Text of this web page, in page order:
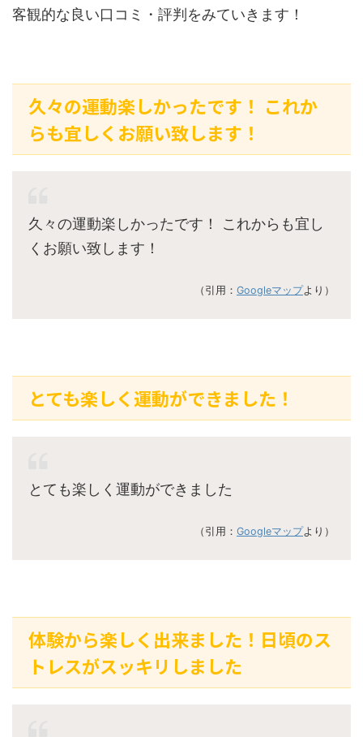
客観的な良い口コミ・評判をみていきます！
久々の運動楽しかったです！ これか
らも宜しくお願い致します！
久々の運動楽しかったです！ これからも宜し
くお願い致します！
（引用： Googleマップより）
とても楽しく運動ができました！
とても楽しく運動ができました
（引用： Googleマップより）
体験から楽しく出来ました！日頃のス
トレスがスッキリしました